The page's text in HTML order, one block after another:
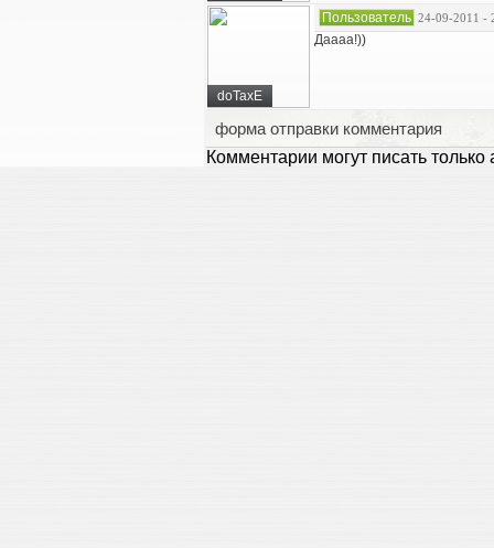
doTaxE
Пользователь 24-09-2011 -
Даааа!))
форма отправки комментария
Комментарии могут писать